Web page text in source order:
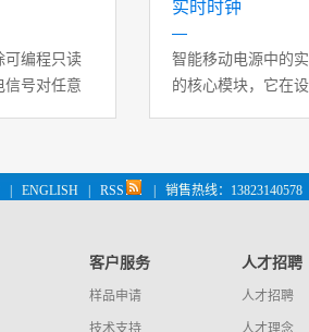
可编程只读
信号对任意
实时时钟
智能移动电源中的
的核心模块，它在
ENGLISH RSS 销售热线：13823140578
客户服务
样品申请
技术支持
人才招聘
人才招聘
人才理念